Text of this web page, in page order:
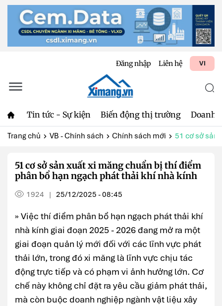
Đăng nhập Liên hệ VI
Tin tức - Sự kiện Biến động thị trường Doanh
Trang chủ VB - Chính sách Chính sách mới 51 cơ sở sản
51 cơ sở sản xuất xi măng chuẩn bị thí điểm
phân bổ hạn ngạch phát thải khí nhà kính
1924 | 25/12/2025 - 08:45
» Việc thí điểm phân bổ hạn ngạch phát thải khí
nhà kính giai đoạn 2025 - 2026 đang mở ra một
giai đoạn quản lý mới đối với các lĩnh vực phát
thải lớn, trong đó xi măng là lĩnh vực chịu tác
động trực tiếp và có phạm vi ảnh hưởng lớn. Cơ
chế này không chỉ đặt ra yêu cầu giảm phát thải,
mà còn buộc doanh nghiệp ngành vật liệu xây